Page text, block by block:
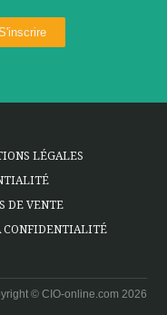
LÉGALES
DE VENTE
CONFIDENTIALITÉ
© CIO-online.com 2026